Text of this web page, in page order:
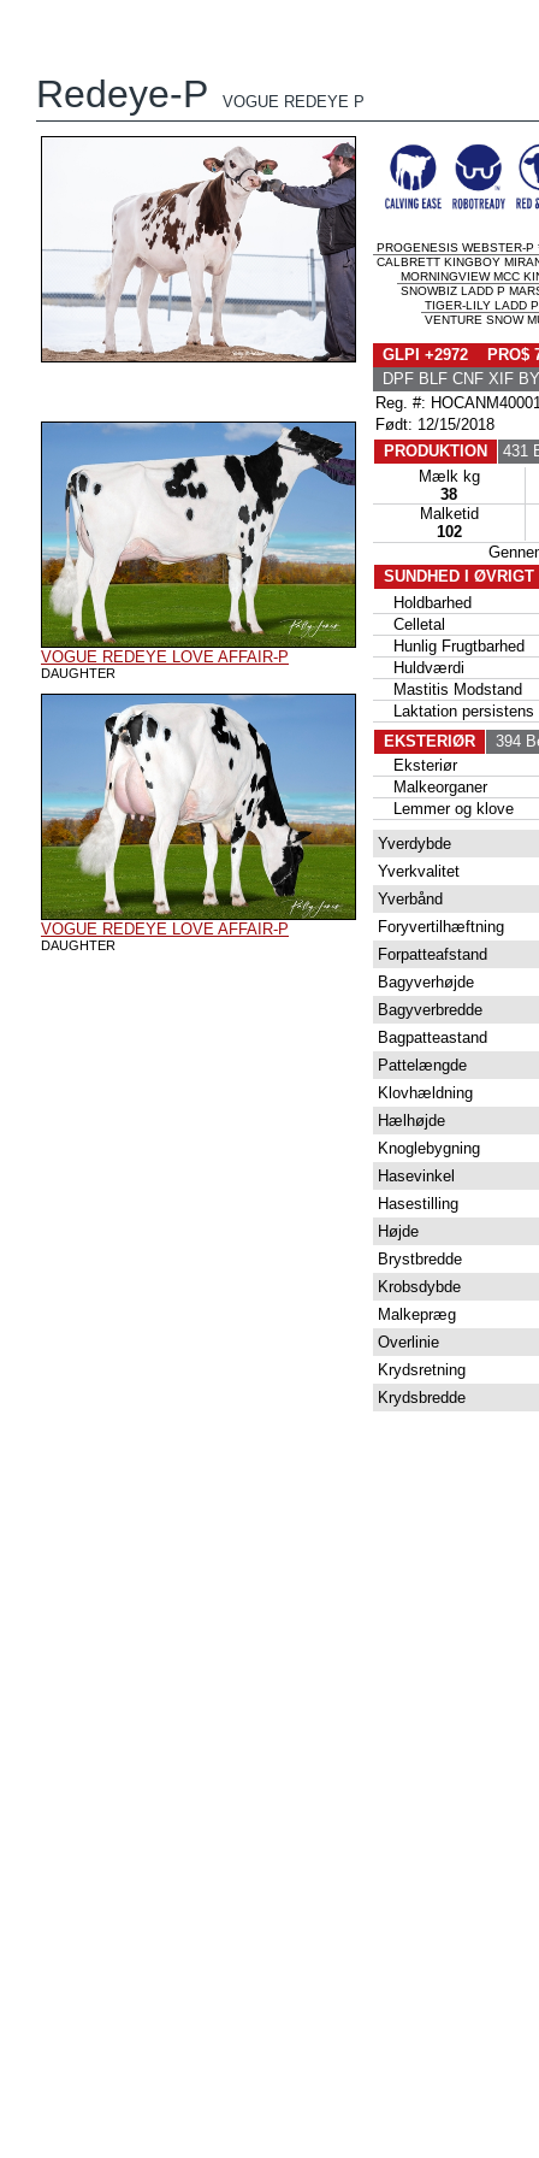
Redeye-P VOGUE REDEYE P
VOGUE REDEYE LOVE AFFAIR-P
DAUGHTER
VOGUE REDEYE LOVE AFFAIR-P
DAUGHTER
PROGENESIS WEBSTER-P
CALBRETT KINGBOY
MORNINGVIEW MCC
SNOWBIZ LADD P
TIGER-LILY LADD
VENTURE SNOW
GLPI +2972 PRO$
DPF BLF CNF XIF
Reg. #:
Født: 12/15/2018
PRODUKTION
431
Mælk kg
38
Malketid
102
SUNDHED I ØVRIGT
Holdbarhed
Celletal
Hunlig Frugtbarhed
Huldværdi
Mastitis Modstand
Laktation persistens
EKSTERIØR
394
Eksteriør
Malkeorganer
Lemmer og klove
Yverdybde
Yverkvalitet
Yverbånd
Foryvertilhæftning
Forpatteafstand
Bagyverhøjde
Bagyverbredde
Bagpatteastand
Pattelængde
Klovhældning
Hælhøjde
Knoglebygning
Hasevinkel
Hasestilling
Højde
Brystbredde
Krobsdybde
Malkepræg
Overlinie
Krydsretning
Krydsbredde